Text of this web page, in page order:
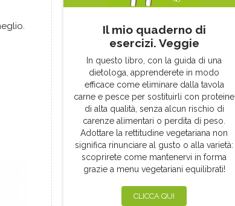
Il mio quaderno di
esercizi. Veggie
In questo libro, con la guida di una
dietologa, apprenderete in modo
efficace come eliminare dalla tavola
carne e pesce per sostituirli con proteine
di alta qualità, senza alcun rischio di
carenze alimentari o perdita di peso.
Adottare la rettitudine vegetariana non
significa rinunciare al gusto o alla varietà:
scoprirete come mantenervi in forma
grazie a menu vegetariani equilibrati!
CLICCA QUI